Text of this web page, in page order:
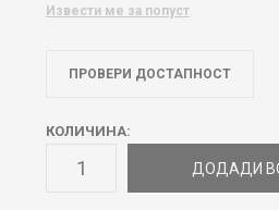
Извести ме за попуст
ПРОВЕРИ ДОСТАПНОСТ
КОЛИЧИНА:
ДОДАДИ